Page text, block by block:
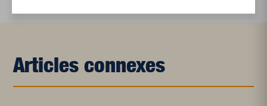
Articles connexes